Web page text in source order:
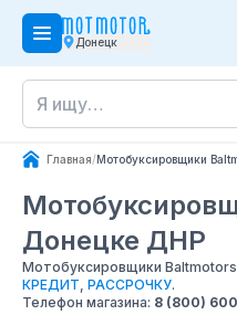
Донецк
Главная/Мотобуксировщики
Донецке ДНР
Мотобуксировщики
КРЕДИТ, РАССРОЧКУ.
Телефон магазина: 8 (800)